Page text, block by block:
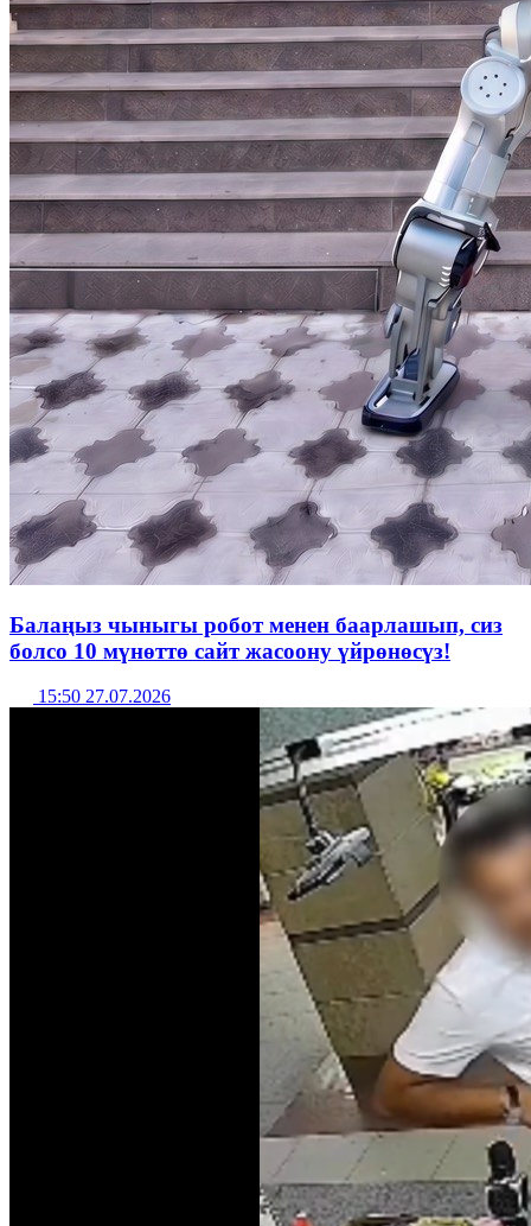
Балаңыз чыныгы робот менен баарлашып, сиз
болсо 10 мүнөттө сайт жасоону үйрөнөсүз!
15:50 27.07.2026